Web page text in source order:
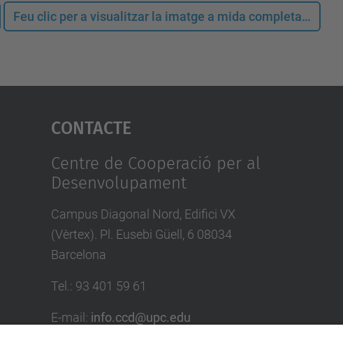
Feu clic per a visualitzar la imatge a mida completa…
Contacte
Centre de Cooperació per al
Desenvolupament
Campus Diagonal Nord, Edifici VX
(Vèrtex). Pl. Eusebi Güell, 6 08034
Barcelona
Tel. : 93 401 59 61
E-mail : info.ccd@upc.edu